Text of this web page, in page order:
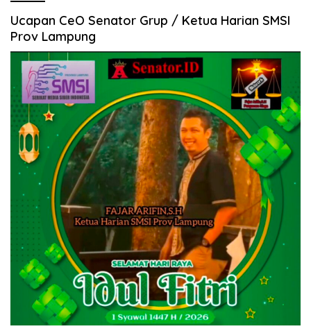
Ucapan CeO Senator Grup / Ketua Harian SMSI
Prov Lampung